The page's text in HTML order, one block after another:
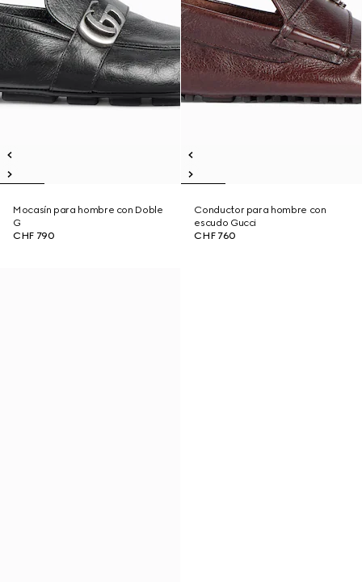
Mocasín para hombre con Doble
G
CHF 790
Conductor para hombre con
escudo Gucci
CHF 760